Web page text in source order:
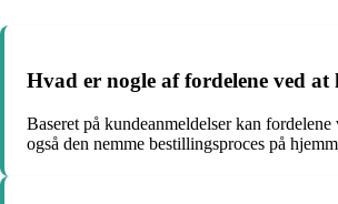
Hvad er nogle af fordelene ved
Baseret på kundeanmeldelser kan
også den nemme bestillingsproces på